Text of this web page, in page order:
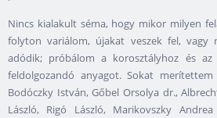
Nincs kialakult séma, hogy mikor milyen
folyton variálom, újakat veszek fel,
adódik; próbálom a korosztályhoz és az
feldolgozandó anyagot. Sokat merítettem
Bodóczky István, Gőbel Orsolya dr.,
László, Rigó László, Marikovszky